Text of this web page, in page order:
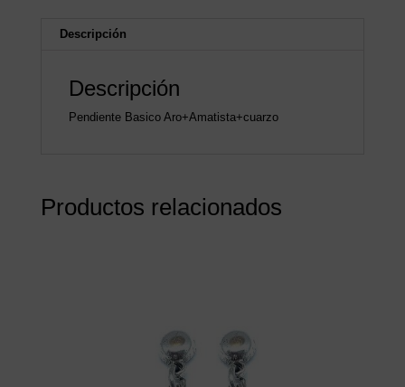
Descripción
Descripción
Pendiente Basico Aro+Amatista+cuarzo
Productos relacionados